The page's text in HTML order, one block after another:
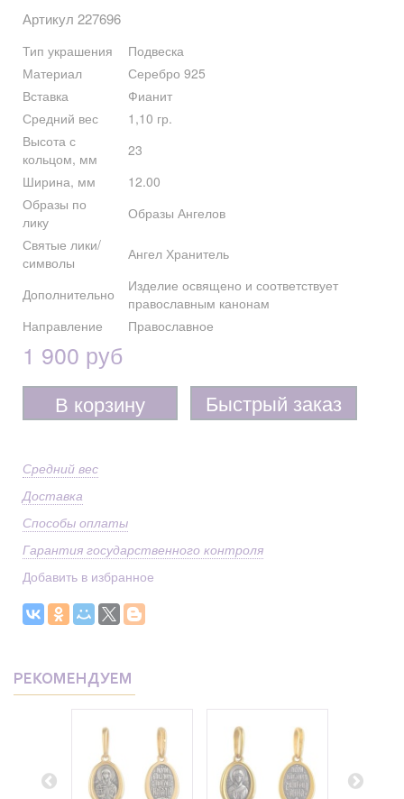
Артикул 227696
Тип украшения
Подвеска
Материал
Серебро 925
Вставка
Фианит
Средний вес
1,10 гр.
Высота с
кольцом, мм
23
Ширина, мм
12.00
Образы по
лику
Образы Ангелов
Святые лики/
символы
Ангел Хранитель
Дополнительно
Изделие освящено и соответствует
православным канонам
Направление
Православное
1 900 руб
В корзину Быстрый заказ
Средний вес
Доставка
Способы оплаты
Гарантия государственного контроля
Добавить в избранное
РЕКОМЕНДУЕМ